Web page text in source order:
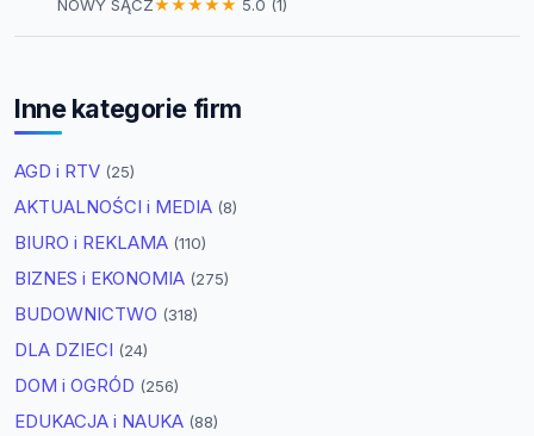
NOWY SĄCZ★★★★★ 5.0 (1)
Inne kategorie firm
AGD i RTV (25)
AKTUALNOŚCI i MEDIA (8)
BIURO i REKLAMA (110)
BIZNES i EKONOMIA (275)
BUDOWNICTWO (318)
DLA DZIECI (24)
DOM i OGRÓD (256)
EDUKACJA i NAUKA (88)